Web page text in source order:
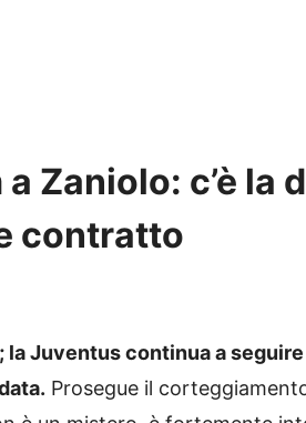
Zaniolo: c’è la
contratto
Juventus continua a
Prosegue il